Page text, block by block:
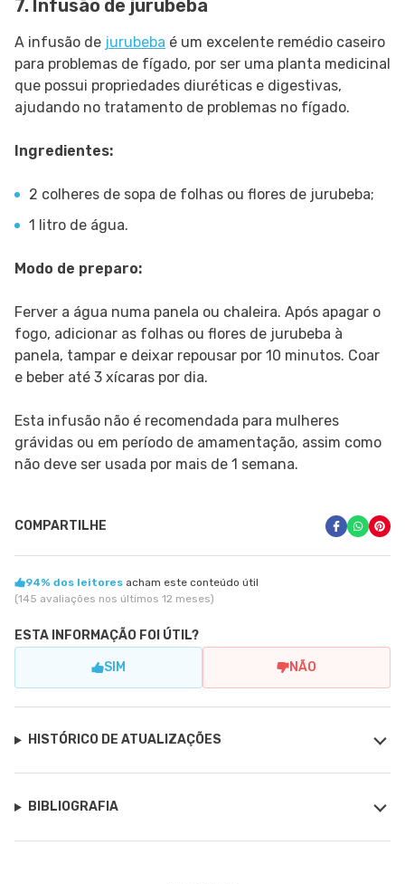
7. Infusão de jurubeba
A infusão de jurubeba é um excelente remédio caseiro
para problemas de fígado, por ser uma planta medicinal
que possui propriedades diuréticas e digestivas,
ajudando no tratamento de problemas no fígado.
Ingredientes:
2 colheres de sopa de folhas ou flores de jurubeba;
1 litro de água.
Modo de preparo:
Ferver a água numa panela ou chaleira. Após apagar o
fogo, adicionar as folhas ou flores de jurubeba à
panela, tampar e deixar repousar por 10 minutos. Coar
e beber até 3 xícaras por dia.
Esta infusão não é recomendada para mulheres
grávidas ou em período de amamentação, assim como
não deve ser usada por mais de 1 semana.
COMPARTILHE
94% dos leitores acham este conteúdo útil
(145 avaliações nos últimos 12 meses)
ESTA INFORMAÇÃO FOI ÚTIL?
SIM NÃO
HISTÓRICO DE ATUALIZAÇÕES
BIBLIOGRAFIA